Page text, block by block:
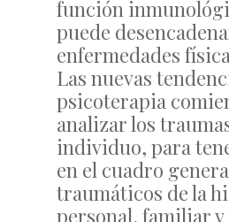
función
puede
enfermedades
Las nuevas
psicoterapia
analizar los
individuo, para
en el cuadro
traumáticos de la
personal, familiar y